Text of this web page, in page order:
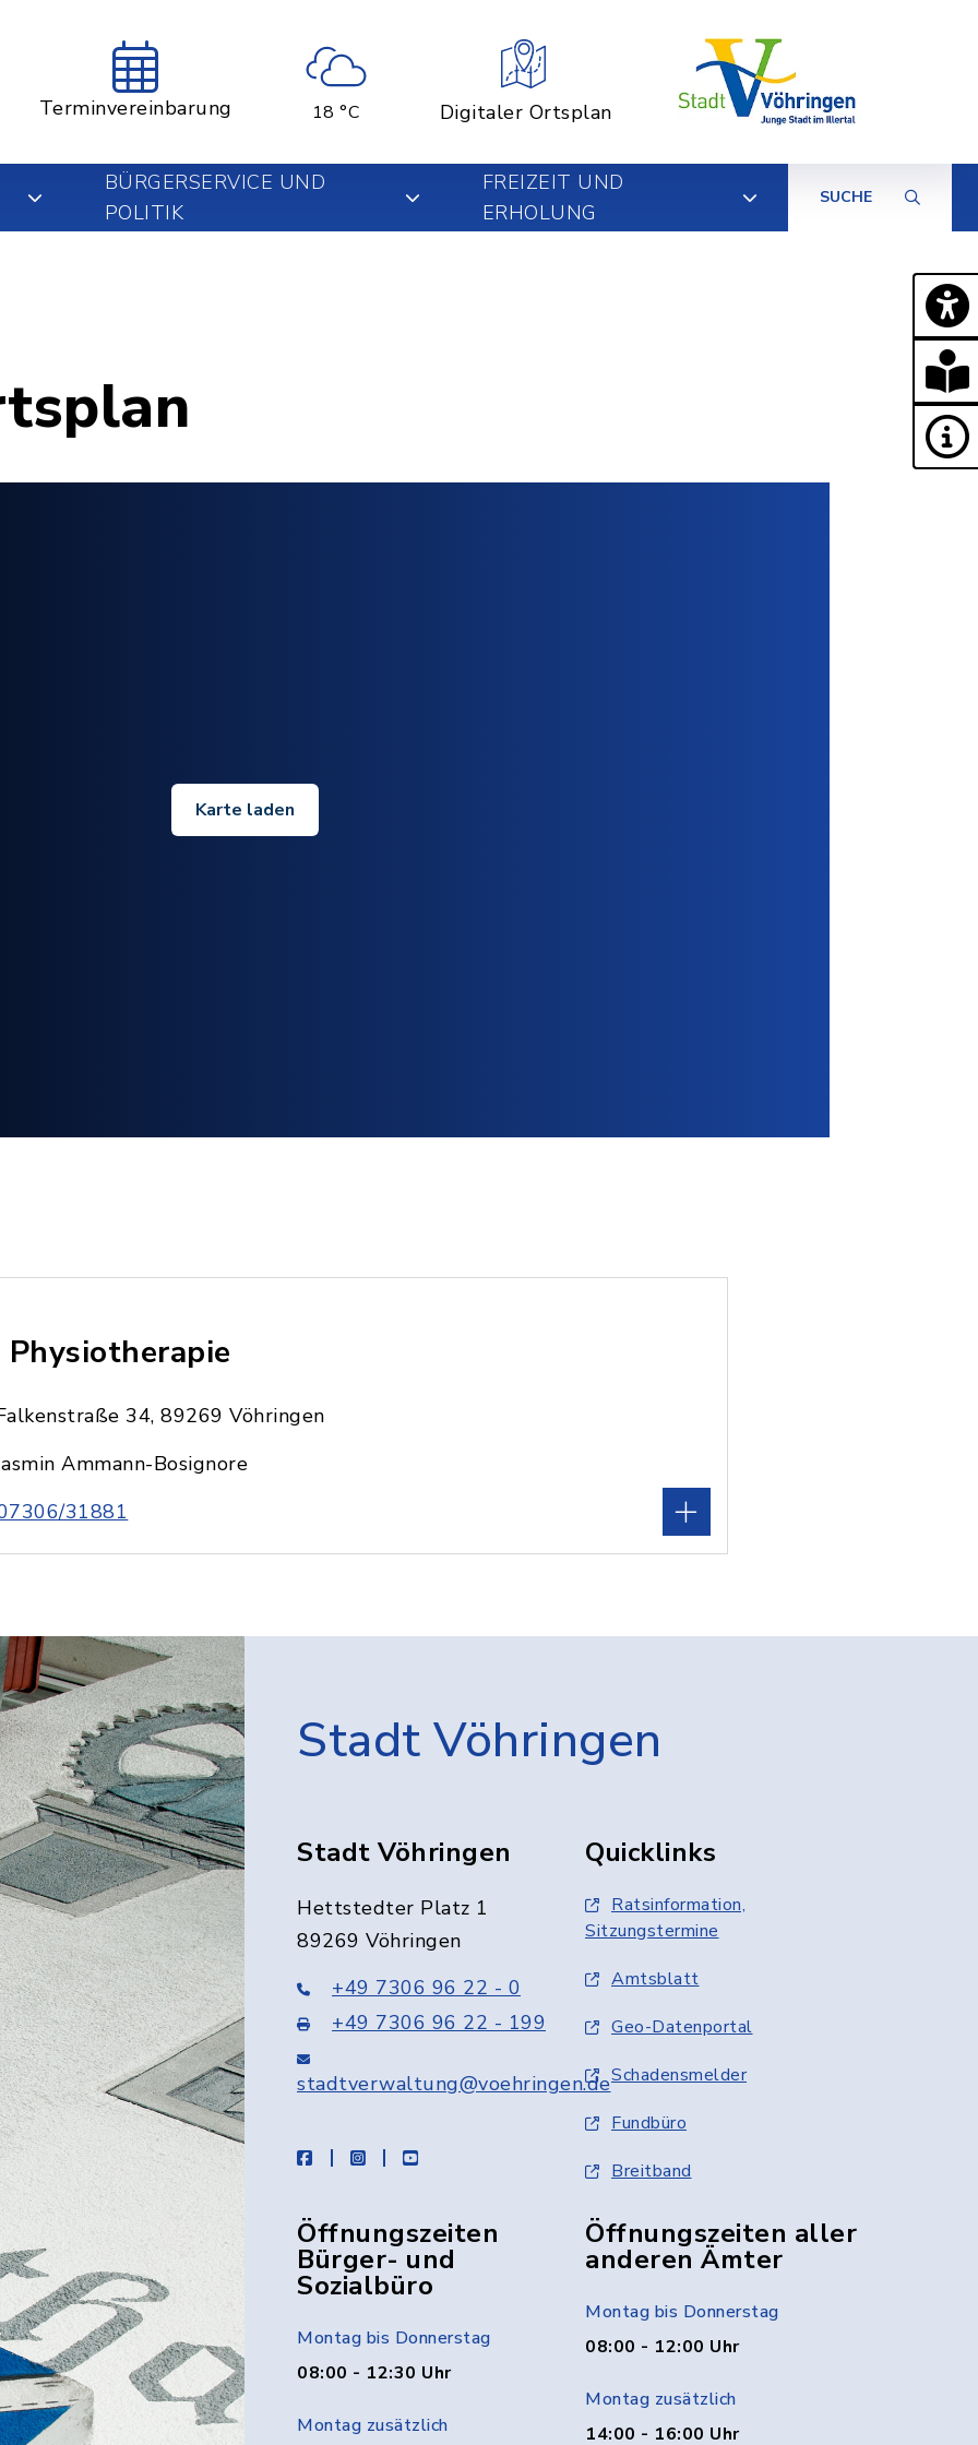
Terminvereinbarung 18 °C Digitaler Ortsplan
BÜRGERSERVICE UND
POLITIK
FREIZEIT UND
ERHOLUNG
SUCHE
Karte laden
Physiotherapie
34, 89269 Vöhringen
Ammann-Bosignore
31881
Stadt Vöhringen
Stadt Vöhringen
Hettstedter Platz 1
89269 Vöhringen
+49 7306 96 22 - 0
+49 7306 96 22 - 199
stadtverwaltung@voehringen.de
facebookinstagramyoutube
Quicklinks
Ratsinformation,
Sitzungstermine
Amtsblatt
Geo-Datenportal
Schadensmelder
Fundbüro
Breitband
Öffnungszeiten
Bürger- und
Sozialbüro
Montag bis Donnerstag
08:00 - 12:30 Uhr
Montag zusätzlich
Öffnungszeiten aller
anderen Ämter
Montag bis Donnerstag
08:00 - 12:00 Uhr
Montag zusätzlich
14:00 - 16:00 Uhr